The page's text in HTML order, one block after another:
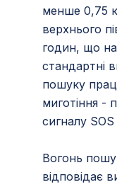
менше 0,75
верхнього
годин, що
стандартні
пошуку
миготіння -
сигналу
Вогонь
відповідає